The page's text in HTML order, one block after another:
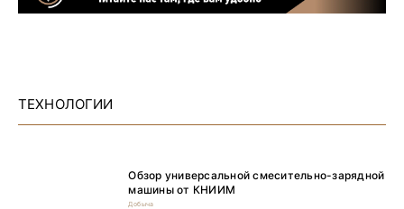
ТЕХНОЛОГИИ
Обзор универсальной смесительно-зарядной
машины от КНИИМ
Добыча